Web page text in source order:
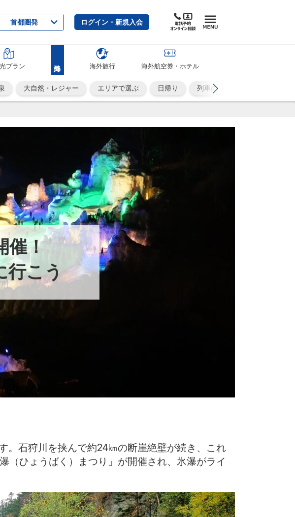
首都圏発 ログイン・新規入会
プラン 海外旅行 海外航空券・ホテル
大自然・レジャー エリアで選ぶ 日帰り 列車の旅
催！
行こう
。石狩川を挟んで約24㎞の断崖絶壁が続き、これ
（ひょうばく）まつり」が開催され、氷瀑がライ